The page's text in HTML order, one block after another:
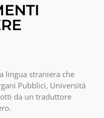
lingua straniera che
Pubblici, Università
da un traduttore